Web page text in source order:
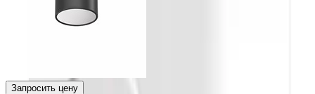
Запросить цену